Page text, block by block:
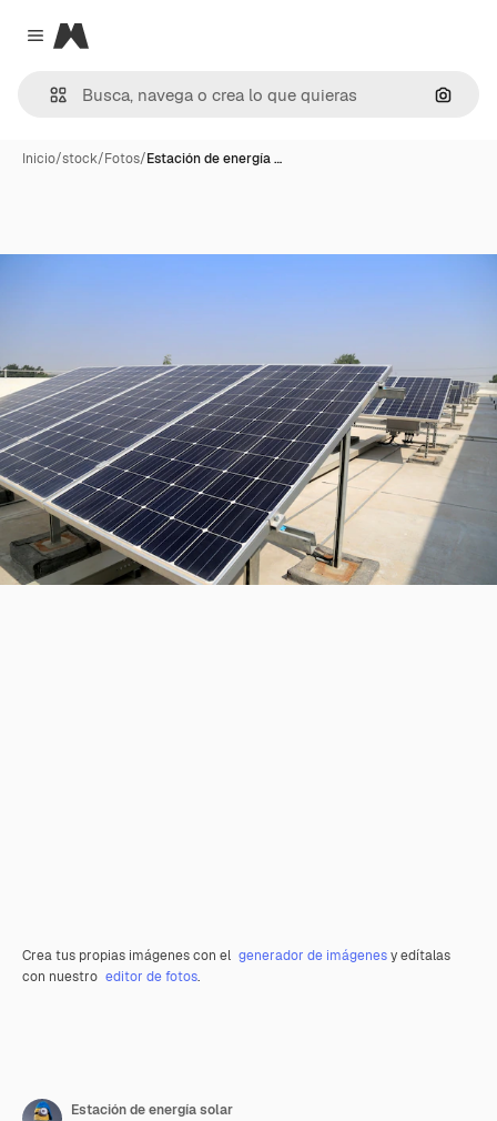
Close menu
Magnific
Inicio/stock/Fotos/Estación de energía …
Crea tus propias imágenes con el generador de imágenesy edítalas
con nuestro editor de fotos.
Estación de energía solar